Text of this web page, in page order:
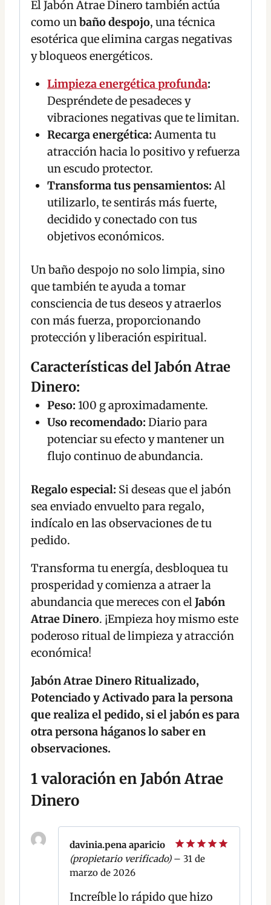
El Jabón Atrae Dinero también actúa
como unbaño despojo, una técnica
esotérica que elimina cargas negativas
y bloqueos energéticos.
Limpieza energética profunda:
Despréndete de pesadeces y
vibraciones negativas que te limitan.
Recarga energética:Aumenta tu
atracción hacia lo positivo y refuerza
un escudo protector.
Transforma tus pensamientos:Al
utilizarlo, te sentirás más fuerte,
decidido y conectado con tus
objetivos económicos.
Un baño despojo no solo limpia, sino
que también te ayuda a tomar
consciencia de tus deseos y atraerlos
con más fuerza, proporcionando
protección y liberación espiritual.
Características del Jabón Atrae
Dinero:
Peso: 100 g aproximadamente.
Uso recomendado: Diario para
potenciar su efecto y mantener un
flujo continuo de abundancia.
Regalo especial: Si deseas que el jabón
sea enviado envuelto para regalo,
indícalo en las observaciones de tu
pedido.
Transforma tu energía, desbloquea tu
prosperidad y comienza a atraer la
abundancia que mereces con elJabón
Atrae Dinero. ¡Empieza hoy mismo este
poderoso ritual de limpieza y atracción
económica!
Jabón Atrae Dinero Ritualizado,
Potenciado y Activado para la persona
que realiza el pedido, si el jabón es para
otra persona háganos lo saber en
observaciones.
1 valoración en Jabón Atrae
Dinero
Valorado
davinia.pena aparicio
(propietario verificado) – 31 de
marzo de 2026
Increíble lo rápido que hizo